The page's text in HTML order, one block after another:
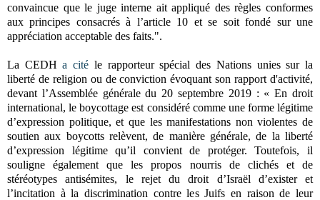
convaincue que le juge interne ait appliqué des règles conformes
aux principes consacrés à l’article 10 et se soit fondé sur une
appréciation acceptable des faits.".
La CEDHa cité le rapporteur spécial des Nations unies sur la
liberté de religion ou de conviction évoquant son rapport d'activité,
devant l’Assemblée générale du 20 septembre 2019 : « En droit
international, le boycottage est considéré comme une forme légitime
d’expression politique, et que les manifestations non violentes de
soutien aux boycotts relèvent, de manière générale, de la liberté
d’expression légitime qu’il convient de protéger. Toutefois, il
souligne également que les propos nourris de clichés et de
stéréotypes antisémites, le rejet du droit d’Israël d’exister et
l’incitation à la discrimination contre les Juifs en raison de leur